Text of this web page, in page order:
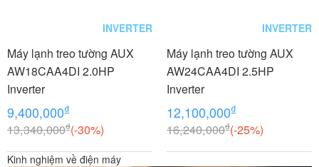
INVERTER
Máy lạnh treo tường AUX
AW18CAA4DI 2.0HP
Inverter
9,400,000₫
13,340,000₫(-30%)
INVERTER
Máy lạnh treo tường AUX
AW24CAA4DI 2.5HP
Inverter
12,100,000₫
16,240,000₫(-25%)
Kinh nghiệm về điện máy